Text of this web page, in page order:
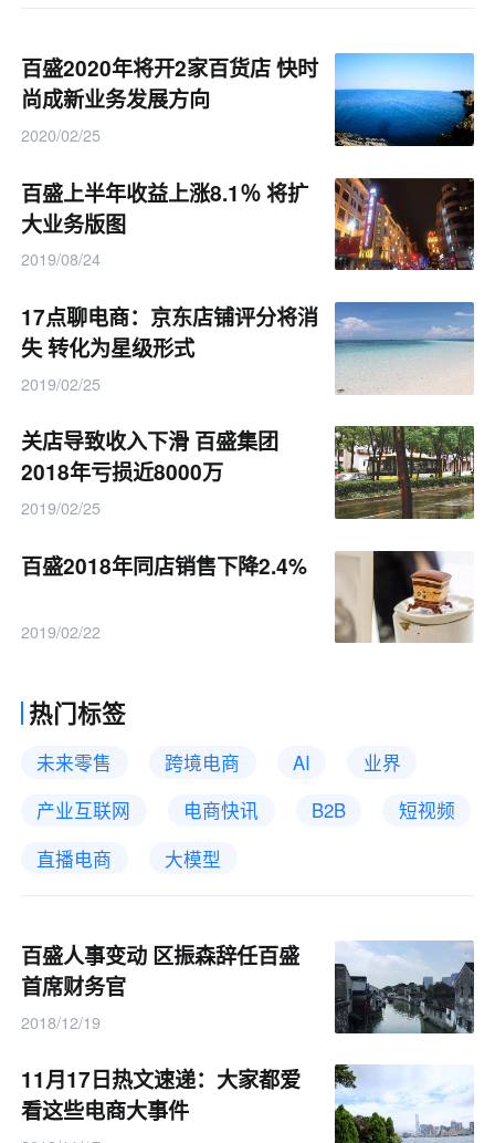
百盛2020年将开2家百货店 快时
尚成新业务发展方向
2020/02/25
百盛上半年收益上涨8.1％ 将扩
大业务版图
2019/08/24
17点聊电商：京东店铺评分将消
失 转化为星级形式
2019/02/25
关店导致收入下滑 百盛集团
2018年亏损近8000万
2019/02/25
百盛2018年同店销售下降2.4%
2019/02/22
热门标签
未来零售 跨境电商 AI
业界
产业互联网
电商快讯 B2B
短视频
直播电商
大模型
百盛人事变动 区振森辞任百盛
首席财务官
2018/12/19
11月17日热文速递：大家都爱
看这些电商大事件